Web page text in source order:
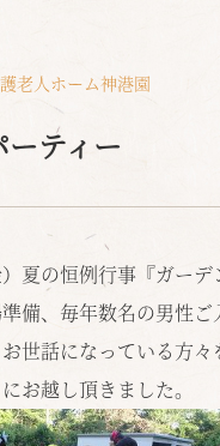
老人ホーム神港園
ティー
夏の恒例行事『ガーデ
備、毎年数名の男性ご
世話になっている方
お越し頂きました。